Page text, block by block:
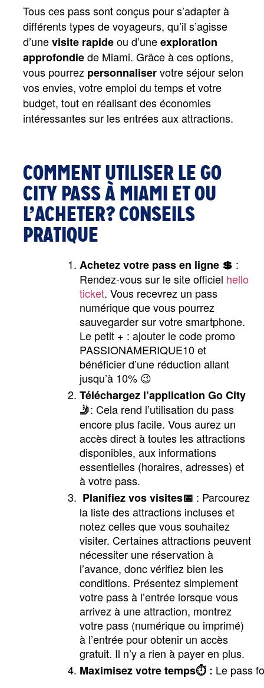
Tous ces pass sont conçus pour s’adapter à
différents types de voyageurs, qu’il s’agisse
d’une visite rapide ou d’une exploration
approfondie de Miami. Grâce à ces options,
vous pourrez personnaliser votre séjour selon
vos envies, votre emploi du temps et votre
budget, tout en réalisant des économies
intéressantes sur les entrées aux attractions.
COMMENT UTILISER LE GO
CITY PASS À MIAMI ET OU
L’ACHETER? CONSEILS
PRATIQUE
Achetez votre pass en ligne 💲 :
Rendez-vous sur le site officiel hello
ticket. Vous recevrez un pass
numérique que vous pourrez
sauvegarder sur votre smartphone.
Le petit + : ajouter le code promo
PASSIONAMERIQUE10 et
bénéficier d’une réduction allant
jusqu’à 10% 😉
Téléchargez l’application Go City
🤳: Cela rend l’utilisation du pass
encore plus facile. Vous aurez un
accès direct à toutes les attractions
disponibles, aux informations
essentielles (horaires, adresses) et
à votre pass.
Planifiez vos visites📅 : Parcourez
la liste des attractions incluses et
notez celles que vous souhaitez
visiter. Certaines attractions peuvent
nécessiter une réservation à
l’avance, donc vérifiez bien les
conditions. Présentez simplement
votre pass à l’entrée lorsque vous
arrivez à une attraction, montrez
votre pass (numérique ou imprimé)
à l’entrée pour obtenir un accès
gratuit. Il n’y a rien à payer en plus.
Maximisez votre temps⏱️ : Le pass